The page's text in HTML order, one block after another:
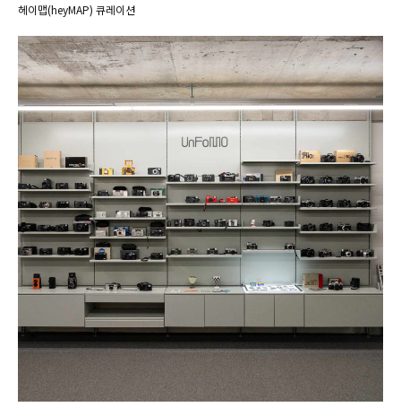
헤이맵(heyMAP) 큐레이션